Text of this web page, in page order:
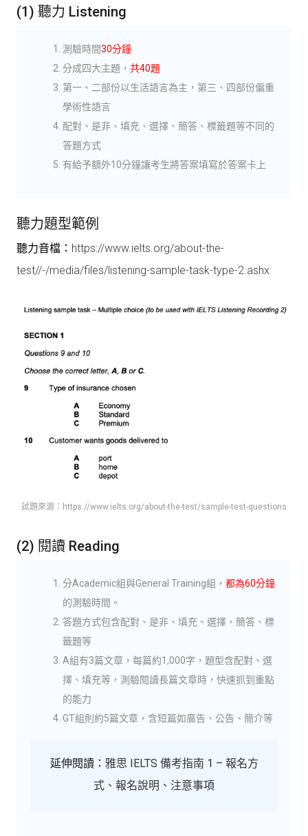
(1) 聽力 Listening
測驗時間30分鐘
分成四大主題， 共40題
第一、二部份以生活語言為主，第三、四部份偏重
學術性語言
配對、是非、填充、選擇、簡答、標籤題等不同的
答題方式
有給予額外10分鐘讓考生將答案填寫於答案卡上
聽力題型範例
聽力音檔： https://www.ielts.org/about-the-
test//-/media/files/listening-sample-task-type-2.ashx
試題來源：https://www.ielts.org/about-the-test/sample-test-questions
(2) 閱讀 Reading
分Academic組與General Training組， 都為60分鐘
的測驗時間。
答題方式包含配對、是非、填充、選擇、簡答、標
籤題等
A組有3篇文章，每篇約1,000字，題型含配對、選
擇、填充等，測驗閱讀長篇文章時，快速抓到重點
的能力
GT組則約5篇文章，含短篇如廣告、公告、簡介等
延伸閱讀： 雅思 IELTS 備考指南 1 – 報名方
式、報名說明、注意事項